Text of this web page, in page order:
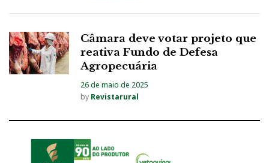
Câmara deve votar projeto que
reativa Fundo de Defesa
Agropecuária
26 de maio de 2025
by Revistarural